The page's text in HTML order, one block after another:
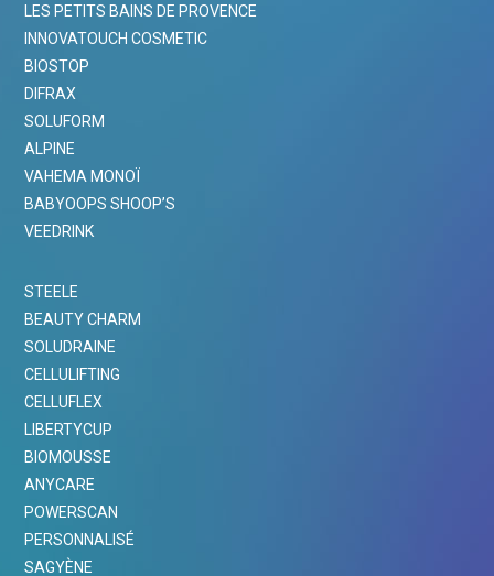
LES PETITS BAINS DE PROVENCE
INNOVATOUCH COSMETIC
BIOSTOP
DIFRAX
SOLUFORM
ALPINE
VAHEMA MONOÏ
BABYOOPS SHOOP’S
VEEDRINK
STEELE
BEAUTY CHARM
SOLUDRAINE
CELLULIFTING
CELLUFLEX
LIBERTYCUP
BIOMOUSSE
ANYCARE
POWERSCAN
PERSONNALISÉ
SAGYÈNE